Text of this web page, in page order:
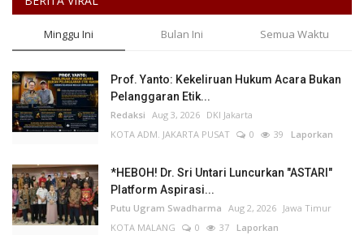
Minggu Ini Bulan Ini Semua Waktu
Prof. Yanto: Kekeliruan Hukum Acara Bukan
Pelanggaran Etik...
Redaksi Aug 3, 2026 DKI Jakarta
KOTA ADM. JAKARTA PUSAT
0 39 Laporkan
*HEBOH! Dr. Sri Untari Luncurkan "ASTARI"
Platform Aspirasi...
Putu Ugram Swadharma Aug 2, 2026 Jawa Timur
KOTA MALANG
0 37 Laporkan